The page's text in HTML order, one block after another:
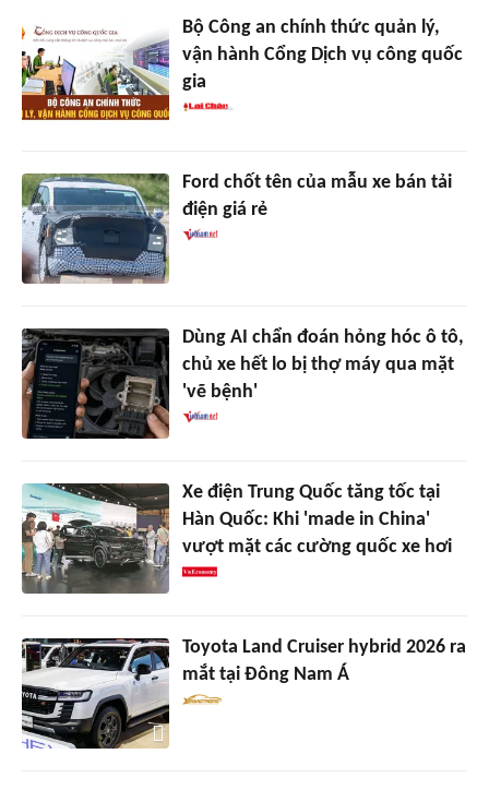
Bộ Công an chính thức quản lý,
vận hành Cổng Dịch vụ công quốc
gia
Ford chốt tên của mẫu xe bán tải
điện giá rẻ
Dùng AI chẩn đoán hỏng hóc ô tô,
chủ xe hết lo bị thợ máy qua mặt
'vẽ bệnh'
Xe điện Trung Quốc tăng tốc tại
Hàn Quốc: Khi 'made in China'
vượt mặt các cường quốc xe hơi
Toyota Land Cruiser hybrid 2026 ra
mắt tại Đông Nam Á